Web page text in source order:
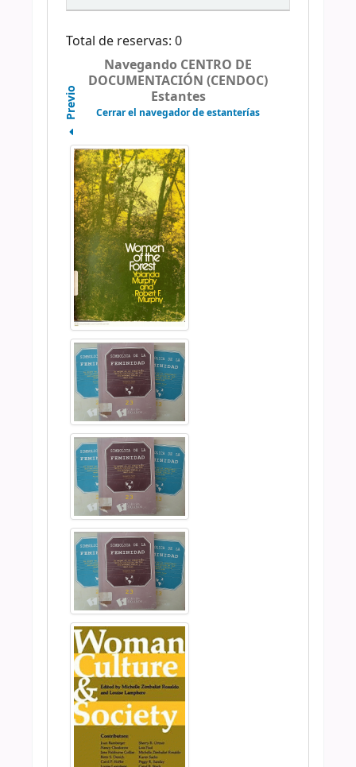
Total de reservas: 0
Navegando CENTRO DE
DOCUMENTACIÓN (CENDOC)
Estantes
Cerrar el navegador de estanterías
Previo